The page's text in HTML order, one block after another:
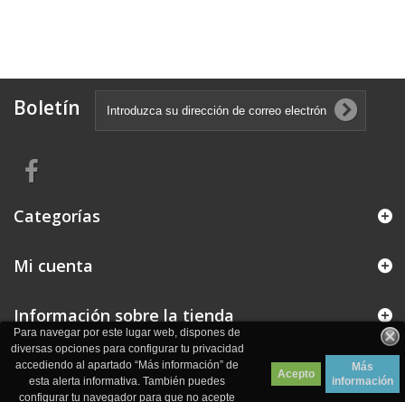
Para navegar por este lugar web, dispones de
diversas opciones para configurar tu privacidad
accediendo al apartado “Más información” de
esta alerta informativa. También puedes
configurar tu navegador para que no acepte
Acepto
Más
información
Boletín
Categorías
Mi cuenta
Información sobre la tienda